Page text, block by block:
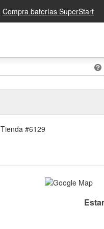
Compra baterías SuperStart
#6129